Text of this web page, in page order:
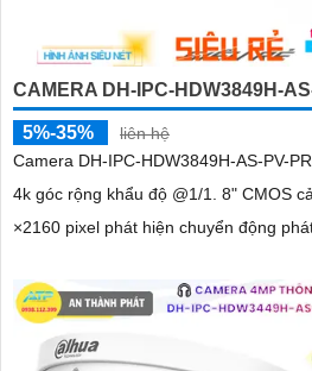
CAMERA DH-IPC-HDW3849H-
5%-35%
liên hệ
Camera DH-IPC-HDW3849H-AS-PV-
4k góc rộng khẩu độ @1/1. 8" CMOS
×2160 pixel phát hiện chuyển động